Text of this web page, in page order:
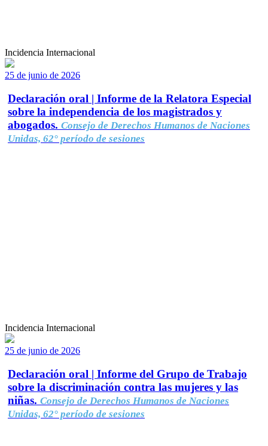
Incidencia Internacional
25 de junio de 2026
Declaración oral | Informe de la Relatora Especial
sobre la independencia de los magistrados y
abogados. Consejo de Derechos Humanos de Naciones
Unidas, 62° período de sesiones
Incidencia Internacional
25 de junio de 2026
Declaración oral | Informe del Grupo de Trabajo
sobre la discriminación contra las mujeres y las
niñas. Consejo de Derechos Humanos de Naciones
Unidas, 62° período de sesiones